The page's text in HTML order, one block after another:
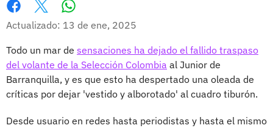
Facebook
X
Actualizado: 13 de ene, 2025
Todo un mar de sensaciones ha dejado el fallido traspaso
del volante de la Selección Colombia al Junior de
Barranquilla, y es que esto ha despertado una oleada de
críticas por dejar 'vestido y alborotado' al cuadro tiburón.
Desde usuario en redes hasta periodistas y hasta el mismo